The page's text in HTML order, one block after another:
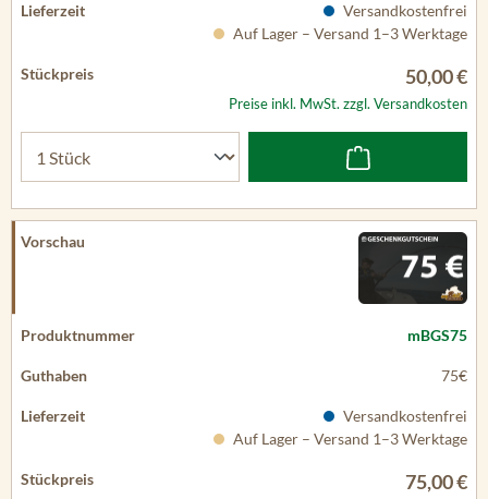
Versandkostenfrei
Auf Lager – Versand 1–3 Werktage
50,00 €
Preise inkl. MwSt. zzgl. Versandkosten
mBGS75
75€
Versandkostenfrei
Auf Lager – Versand 1–3 Werktage
75,00 €